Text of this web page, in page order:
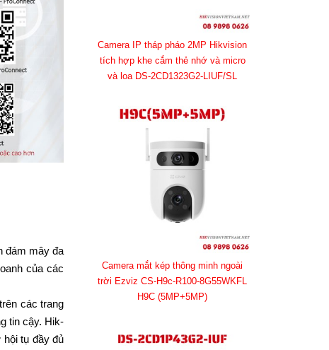
đám mây đa
của các
các trang
tin cậy. Hik-
tụ đầy đủ
Camera IP tháp pháo 2MP Hikvision
tích hợp khe cắm thẻ nhớ và micro
và loa DS-2CD1323G2-LIUF/SL
Camera mắt kép thông minh ngoài
trời Ezviz CS-H9c-R100-8G55WKFL
H9C (5MP+5MP)